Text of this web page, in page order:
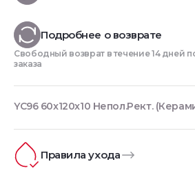
Подробнее о возврате
Свободный возврат в течение 14 дней
заказа
YC96 60x120x10 Непол.Рект.
Правила ухода